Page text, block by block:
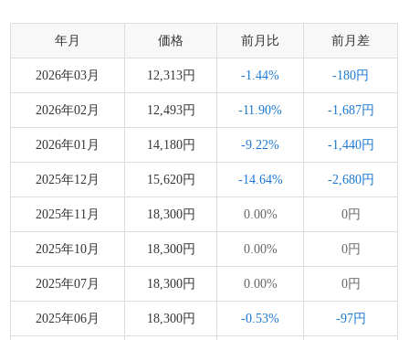
年月 価格 前月比 前月差
2026年03月 12,313円 -1.44% -180円
2026年02月 12,493円 -11.90% -1,687円
2026年01月 14,180円 -9.22% -1,440円
2025年12月 15,620円 -14.64% -2,680円
2025年11月 18,300円 0.00% 0円
2025年10月 18,300円 0.00% 0円
2025年07月 18,300円 0.00% 0円
2025年06月 18,300円 -0.53% -97円